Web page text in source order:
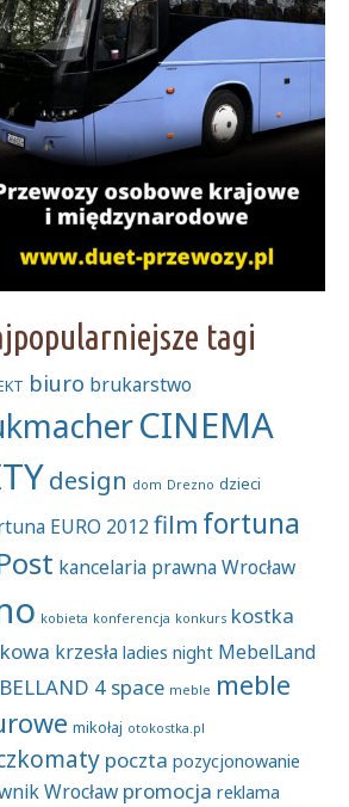
tagi
biuro brukarstwo
CINEMA
design dom Drezno dzieci
EURO 2012film fortuna
kancelaria prawna Wrocław
kobieta konferencja konkurs kostka
krzesła ladies night MebelLand
4 space meble meble
mikołaj otokostka.pl
poczta pozycjonowanie
Wrocław promocja reklama